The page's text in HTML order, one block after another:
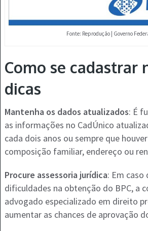
Fonte: Reprodução | Governo
Como se cadastrar
dicas
Mantenha os dados atualizados: É
as informações no CadÚnico
cada dois anos ou sempre que
composição familiar, endereço ou
Procure assessoria jurídica: Em caso
dificuldades na obtenção do BPC, a
advogado especializado em direito
aumentar as chances de aprovação